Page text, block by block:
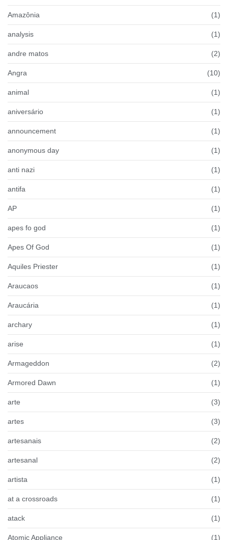
Amazônia (1)
analysis (1)
andre matos (2)
Angra (10)
animal (1)
aniversário (1)
announcement (1)
anonymous day (1)
anti nazi (1)
antifa (1)
AP (1)
apes fo god (1)
Apes Of God (1)
Aquiles Priester (1)
Araucaos (1)
Araucária (1)
archary (1)
arise (1)
Armageddon (2)
Armored Dawn (1)
arte (3)
artes (3)
artesanais (2)
artesanal (2)
artista (1)
at a crossroads (1)
atack (1)
Atomic Appliance (1)